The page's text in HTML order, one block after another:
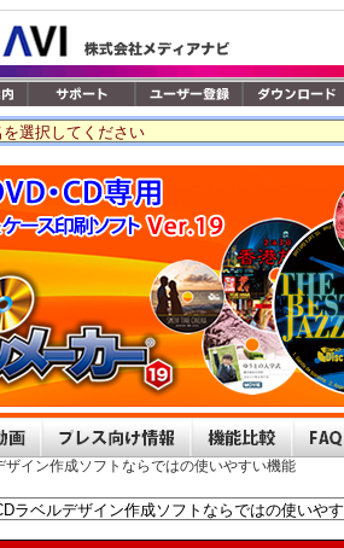
ザイン作成ソフトならではの使いやすい機能